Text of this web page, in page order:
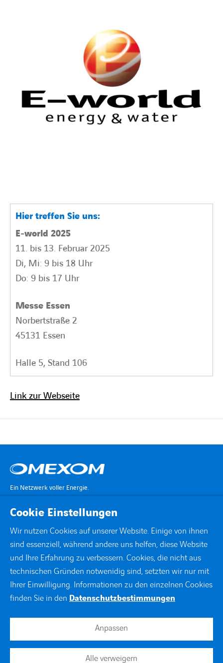
Hier treffen Sie uns:
E-world 2025
11. bis 13. Februar 2025
Di, Mi: 9 bis 18 Uhr
Do: 9 bis 17 Uhr
Messe Essen
Norbertstraße 2
45131 Essen
Halle 5, Stand 106
Link zur Webseite
Ein Netzwerk voller Energie.
STANDORTE
DOWNLOADS
Cookie Einstellungen
Wir nutzen Cookies auf unserer Website. Einige von ihnen
sind essenziell, während andere uns helfen, diese Website
und Ihre Erfahrung zu verbessern. Cookies, die nicht aus
technischen Gründen notwenidig sind, setzten wir nur mit
Ihrer Einwilligung. Informationen zu den einzelnen Cookies
finden Sie in den Datenschutzbestimmungen
Anpassen
Alle verweigern